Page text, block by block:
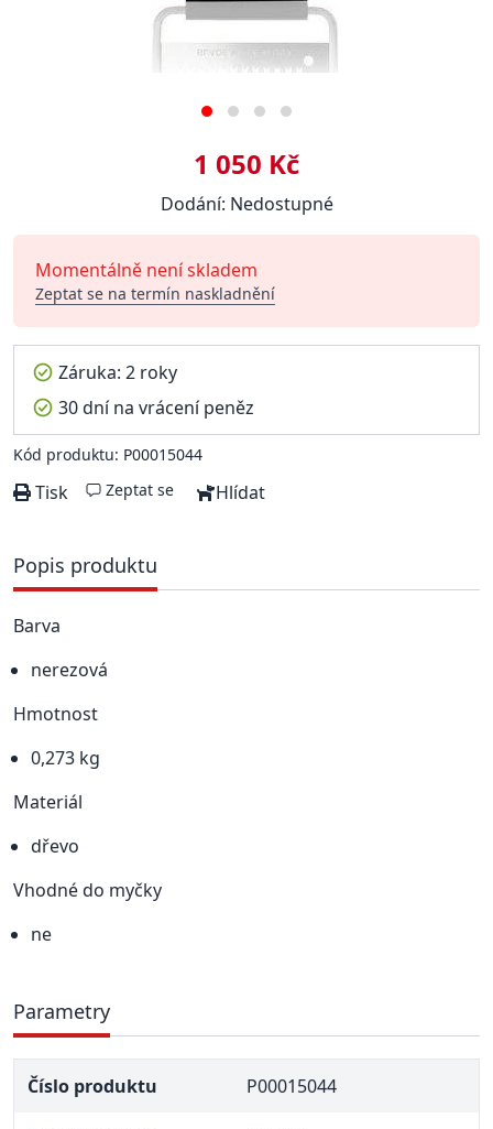
1 050 Kč
Dodání: Nedostupné
Momentálně není skladem
Zeptat se na termín naskladnění
Záruka: 2 roky
30 dní na vrácení peněz
Kód produktu: P00015044
Tisk Zeptat se Hlídat
Popis produktu
Barva
nerezová
Hmotnost
0,273 kg
Materiál
dřevo
Vhodné do myčky
ne
Parametry
Číslo produktu P00015044